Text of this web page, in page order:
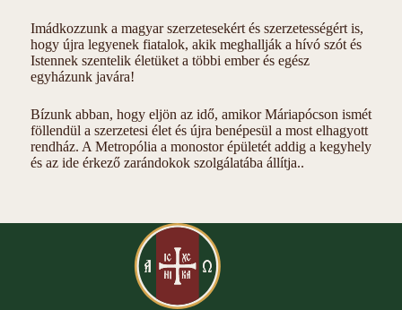
Imádkozzunk a magyar szerzetesekért és szerzetességért is,
hogy újra legyenek fiatalok, akik meghallják a hívó szót és
Istennek szentelik életüket a többi ember és egész
egyházunk javára!
Bízunk abban, hogy eljön az idő, amikor Máriapócson ismét
föllendül a szerzetesi élet és újra benépesül a most elhagyott
rendház. A Metropólia a monostor épületét addig a kegyhely
és az ide érkező zarándokok szolgálatába állítja..